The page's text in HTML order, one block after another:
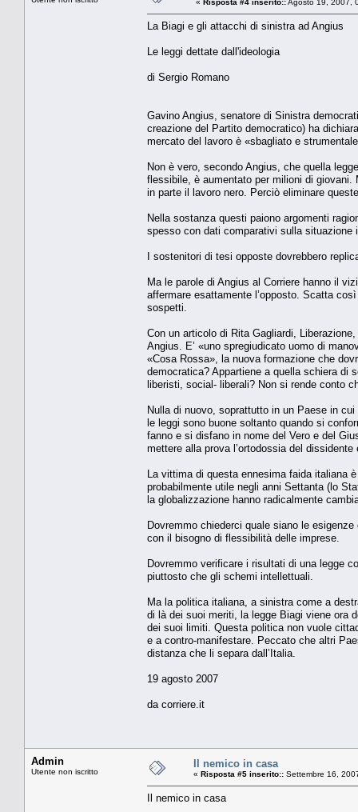
« Risposta #4 inserito::Agosto 19, 2007,
La Biagi e gli attacchi di sinistra ad Angius
Le leggi dettate dall'ideologia
di Sergio Romano
Gavino Angius, senatore di Sinistra
creazione del Partito democratico) ha
mercato del lavoro è «sbagliato e
Non è vero, secondo Angius, che quella
flessibile, è aumentato per milioni di
in parte il lavoro nero. Perciò eliminare
Nella sostanza questi paiono argomenti
spesso con dati comparativi sulla situazione
I sostenitori di tesi opposte dovrebbero
Ma le parole di Angius al Corriere hanno il
affermare esattamente l’opposto. Scatta
sospetti.
Con un articolo di Rita Gagliardi,
Angius. E’ «uno spregiudicato uomo di
«Cosa Rossa», la nuova formazione che
democratica? Appartiene a quella schiera di
liberisti, social- liberali? Non si rende conto
Nulla di nuovo, soprattutto in un Paese in
le leggi sono buone soltanto quando si
fanno e si disfano in nome del Vero e del
mettere alla prova l’ortodossia del dissidente
La vittima di questa ennesima faida italiana
probabilmente utile negli anni Settanta (lo
la globalizzazione hanno radicalmente
Dovremmo chiederci quale siano le
con il bisogno di flessibilità delle imprese.
Dovremmo verificare i risultati di una legge
piuttosto che gli schemi intellettuali.
Ma la politica italiana, a sinistra come a
di là dei suoi meriti, la legge Biagi viene ora
dei suoi limiti. Questa politica non vuole
e a contro-manifestare. Peccato che altri
distanza che li separa dall’Italia.
19 agosto 2007
da corriere.it
Admin
Utente non iscritto
Il nemico in casa
« Risposta #5 inserito:: Settembre 16,
Il nemico in casa